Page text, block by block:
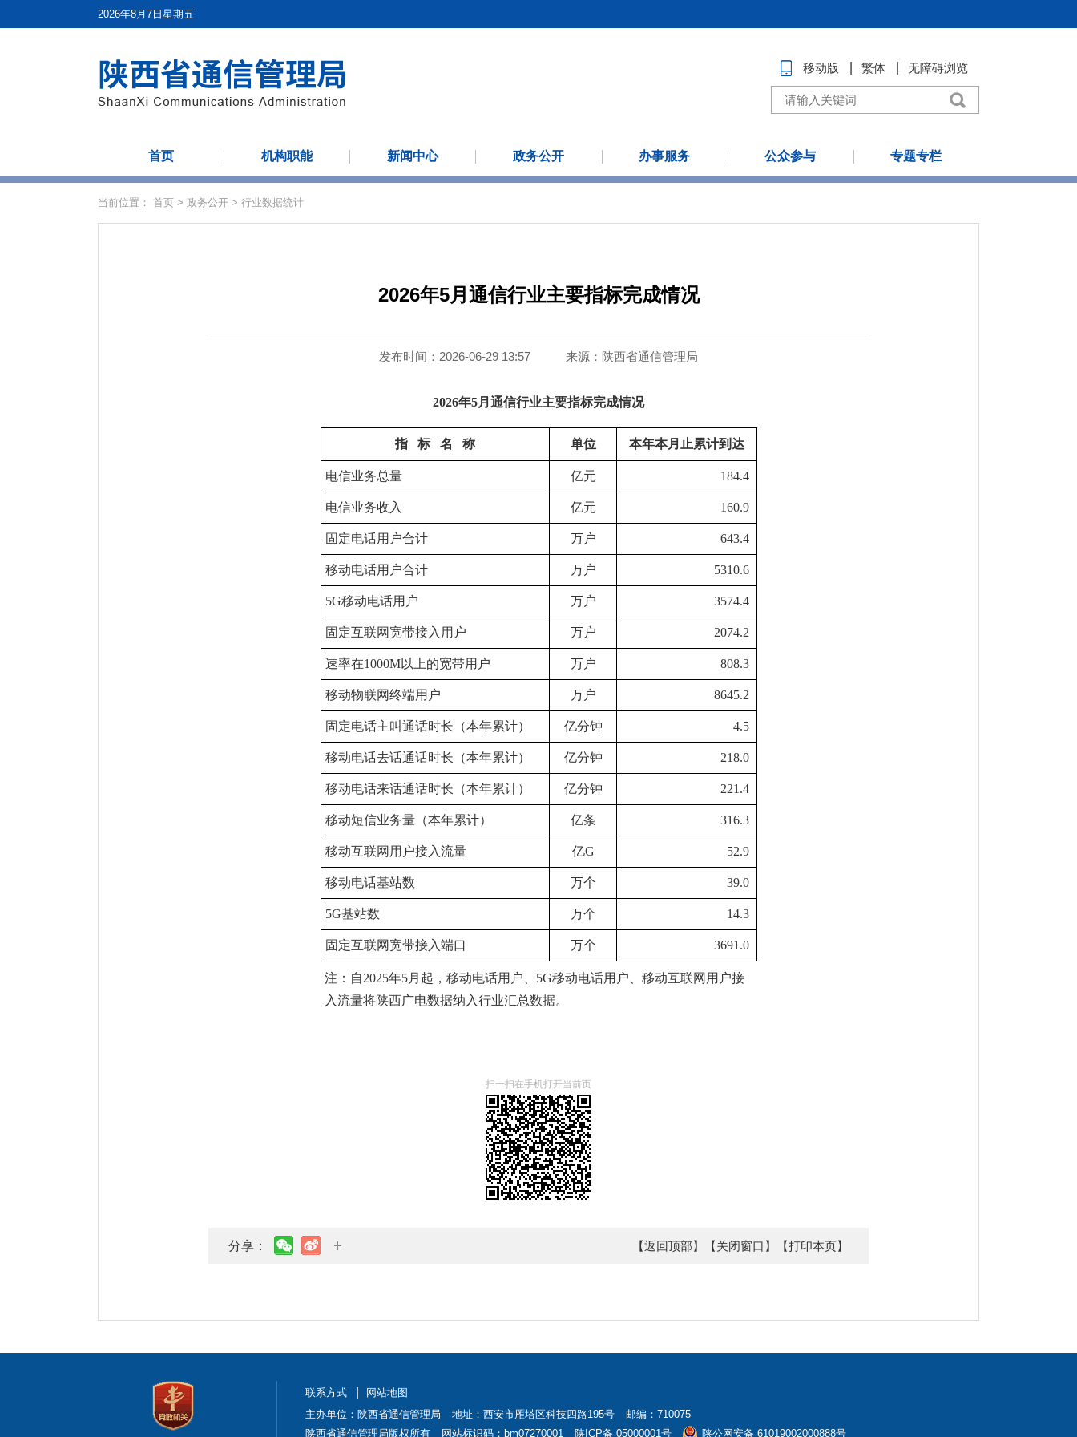
2026年8月7日星期五
移动版 繁体 无障碍浏览
首页 机构职能 新闻中心 政务公开 办事服务 公众参与 专题专栏
当前位置： 首页 > 政务公开 > 行业数据统计
2026年5月通信行业主要指标完成情况
发布时间：2026-06-29 13:57 来源： 陕西省通信管理局
2026年5月通信行业主要指标完成情况
指 标 名 称 单位 本年本月止累计到达
电信业务总量 亿元 184.4
电信业务收入 亿元 160.9
固定电话用户合计 万户 643.4
移动电话用户合计 万户 5310.6
5G移动电话用户 万户 3574.4
固定互联网宽带接入用户 万户 2074.2
速率在1000M以上的宽带用户 万户 808.3
移动物联网终端用户 万户 8645.2
固定电话主叫通话时长（本年累计） 亿分钟 4.5
移动电话去话通话时长（本年累计） 亿分钟 218.0
移动电话来话通话时长（本年累计） 亿分钟 221.4
移动短信业务量（本年累计） 亿条 316.3
移动互联网用户接入流量 亿G 52.9
移动电话基站数 万个 39.0
5G基站数 万个 14.3
固定互联网宽带接入端口 万个 3691.0
注：自2025年5月起，移动电话用户、5G移动电话用户、移动互联网用户接
入流量将陕西广电数据纳入行业汇总数据。
扫一扫在手机打开当前页
分享： 【返回顶部】 【关闭窗口】 【打印本页】
联系方式
网站地图
主办单位：陕西省通信管理局
地址：西安市雁塔区科技四路195号
邮编：710075
陕西省通信管理局版权所有
网站标识码：bm07270001 陕ICP备 05000001号 陕公网安备 61019002000888号